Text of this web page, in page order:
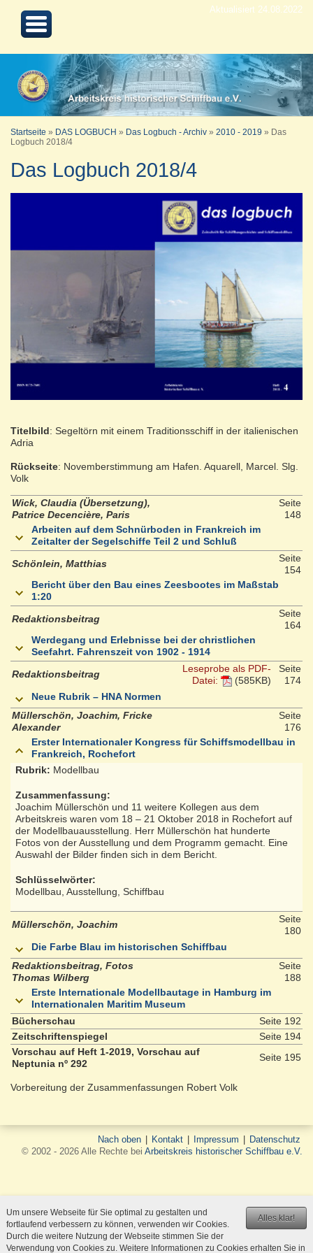
Aktualisiert 24.08.2022
Startseite » DAS LOGBUCH » Das Logbuch - Archiv » 2010 - 2019 »
Das
Logbuch 2018/4
Das Logbuch 2018/4
Titelbild: Segeltörn mit einem Traditionsschiff in der italienischen
Adria
Rückseite: Novemberstimmung am Hafen. Aquarell, Marcel. Slg.
Volk
Wick, Claudia (Übersetzung),
Patrice Decencière, Paris
Seite
148
Arbeiten auf dem Schnürboden in Frankreich im
Zeitalter der Segelschiffe Teil 2 und Schluß
Schönlein, Matthias
Seite
154
Bericht über den Bau eines Zeesbootes im Maßstab
1:20
Redaktionsbeitrag
Seite
164
Werdegang und Erlebnisse bei der christlichen
Seefahrt. Fahrenszeit von 1902 - 1914
Redaktionsbeitrag
Leseprobe als PDF-
Datei:
(585KB)
Seite
174
Neue Rubrik – HNA Normen
Müllerschön, Joachim, Fricke
Alexander
Seite
176
Erster Internationaler Kongress für Schiffsmodellbau in
Frankreich, Rochefort
Rubrik: Modellbau
Zusammenfassung:
Joachim Müllerschön und 11 weitere Kollegen aus dem
Arbeitskreis waren vom 18 – 21 Oktober 2018 in Rochefort auf
der Modellbauausstellung. Herr Müllerschön hat hunderte
Fotos von der Ausstellung und dem Programm gemacht. Eine
Auswahl der Bilder finden sich in dem Bericht.
Schlüsselwörter:
Modellbau, Ausstellung, Schiffbau
Müllerschön, Joachim
Seite
180
Die Farbe Blau im historischen Schiffbau
Redaktionsbeitrag, Fotos
Thomas Wilberg
Seite
188
Erste Internationale Modellbautage in Hamburg im
Internationalen Maritim Museum
Bücherschau
Seite 192
Zeitschriftenspiegel
Seite 194
Vorschau auf Heft 1-2019, Vorschau auf
Neptunia nº 292
Seite 195
Vorbereitung der Zusammenfassungen Robert Volk
Nach oben Kontakt Impressum
Datenschutz
© 2002 - 2026 Alle Rechte bei Arbeitskreis historischer Schiffbau e.V.
Alles klar!
Um unsere Webseite für Sie optimal zu gestalten und
fortlaufend verbessern zu können, verwenden wir Cookies.
Durch die weitere Nutzung der Webseite stimmen Sie der
Verwendung von Cookies zu. Weitere Informationen zu Cookies erhalten Sie in